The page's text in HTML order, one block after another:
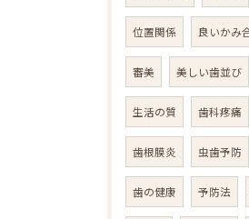
位置関係 良いかみ
審美 美しい歯並び
生活の質 歯科疼痛
歯根膜炎 虫歯予防
歯の健康 予防法